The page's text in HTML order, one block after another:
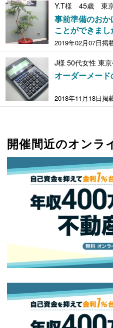
Y.T様 45歳 東
事前準備のお
ことができまし
2019年02月07日掲
J様 50代女性 東
オーダーメー
2018年11月18日掲
開催間近のオンラ